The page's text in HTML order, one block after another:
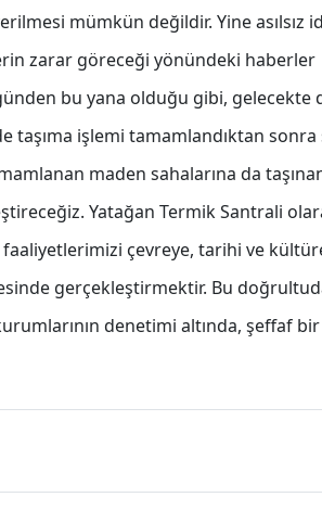
mümkün değildir. Yine asılsız
zarar göreceği yönündeki haberler
bu yana olduğu gibi, gelecekte
taşıma işlemi tamamlandıktan
maden sahalarına da
Yatağan Termik Santrali
çevreye, tarihi ve
gerçekleştirmektir. Bu
denetimi altında, şeffaf